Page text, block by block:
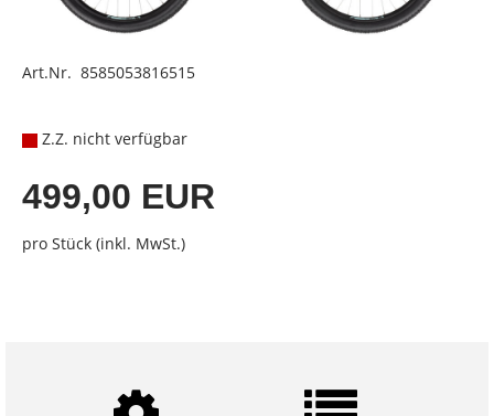
Art.Nr. 8585053816515
Z.Z. nicht verfügbar
499,00 EUR
pro Stück (inkl. MwSt.)